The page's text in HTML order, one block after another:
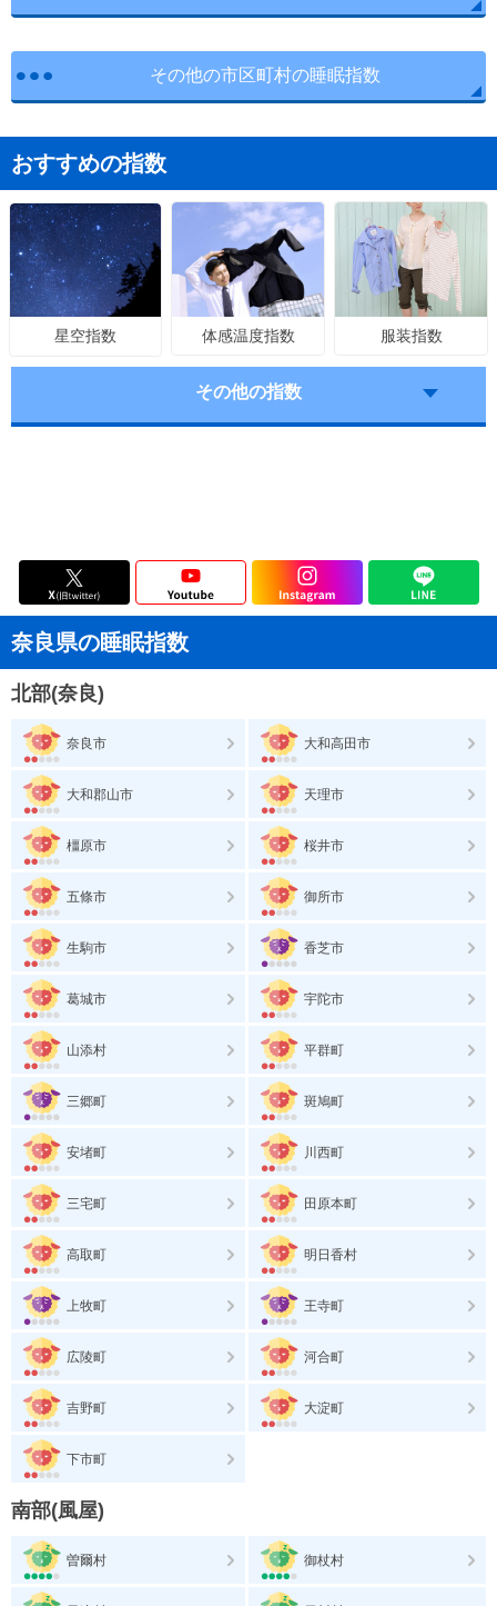
その他の市区町村の睡眠指数
おすすめの指数
星空指数 体感温度指数 服装指数
その他の指数
奈良県の睡眠指数
北部(奈良)
奈良市 大和高田市
大和郡山市 天理市
橿原市 桜井市
五條市 御所市
生駒市 香芝市
葛城市 宇陀市
山添村 平群町
三郷町 斑鳩町
安堵町 川西町
三宅町 田原本町
高取町 明日香村
上牧町 王寺町
広陵町 河合町
吉野町 大淀町
下市町
南部(風屋)
曽爾村 御杖村